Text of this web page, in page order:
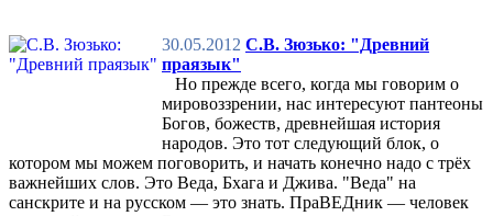
30.05.2012 С.В. Зюзько: "Древний
праязык"
Но прежде всего, когда мы говорим о
мировоззрении, нас интересуют пантеоны
Богов, божеств, древнейшая история
народов. Это тот следующий блок, о
котором мы можем поговорить, и начать конечно надо с трёх
важнейших слов. Это Веда, Бхага и Джива. "Веда" на
санскрите и на русском — это знать. ПраВЕДник — человек